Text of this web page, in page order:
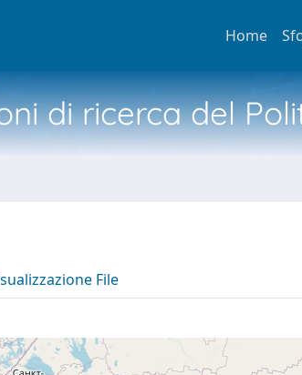
Home
di ricerca del
File